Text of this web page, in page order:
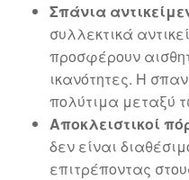
Σπάνια
συλλεκτικά
προσφέρουν
ικανότητες. Η
πολύτιμα μεταξύ
Αποκλειστικοί
δεν είναι
επιτρέποντας